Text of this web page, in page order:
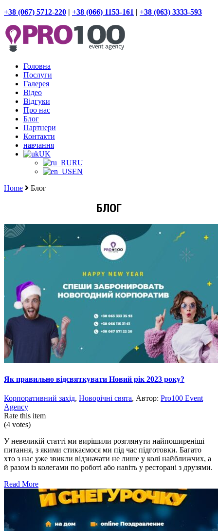
+38 (067) 5712-220 | +38 (066) 1153-161 | +38 (063) 3333-593
Головна
Послуги
Галерея
Відео
Відгуки
Про нас
Блог
Партнери
Контакти
навчання
UK
RU
EN
Home
Блог
БЛОГ
Як правильно відсвяткувати Новий рік 2023 року?
Корпоративний захід, Новорічні свята, Автор: Pro100 Event
Agency
Rate this item
(4 votes)
У невеликій статті ми вирішили розглянути найпоширеніші
питання, з якими стикаємося ми під час підготовки. Багато
хто з нас уже звикли відзначати не лише у колі найближчих, а
й разом із колегами по роботі або навіть у ресторані з друзями.
Read More